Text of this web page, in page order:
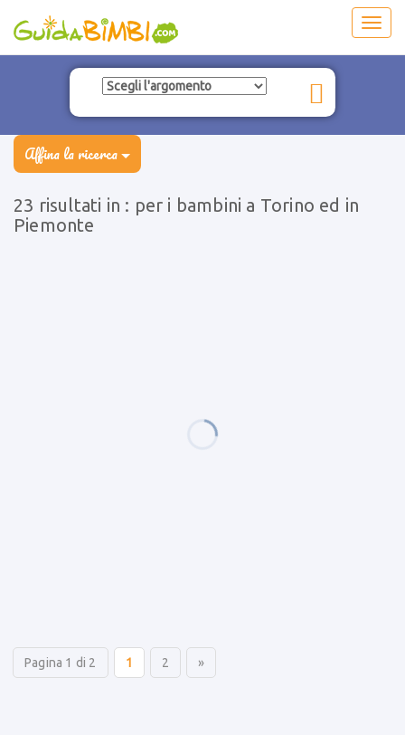
Affina la ricerca
23 risultati in : per i bambini a Torino ed in
Piemonte
Pagina 1 di 2 1 2 »